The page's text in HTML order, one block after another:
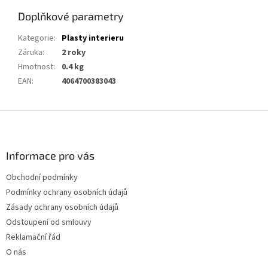
Doplňkové parametry
Kategorie: Plasty interieru
Záruka:
2 roky
Hmotnost:
0.4 kg
EAN: 4064700383043
Informace pro vás
Obchodní podmínky
Podmínky ochrany osobních údajů
Zásady ochrany osobních údajů
Odstoupení od smlouvy
Reklamační řád
O nás